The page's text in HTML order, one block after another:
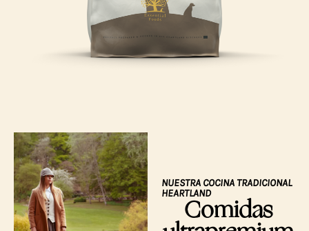
NUESTRA COCINA TRADICIONAL
HEARTLAND
Comidas